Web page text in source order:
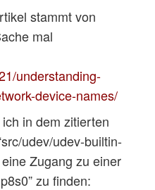
stammt von
mal
understanding-
device-names/
in dem zitierten
udev/udev-builtin-
Zugang zu einer
zu finden: